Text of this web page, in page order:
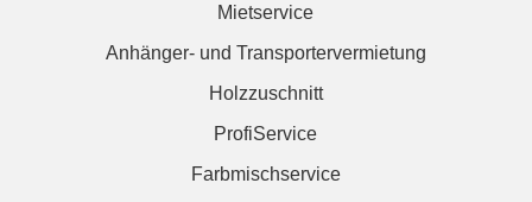
Mietservice
Anhänger- und Transportervermietung
Holzzuschnitt
ProfiService
Farbmischservice